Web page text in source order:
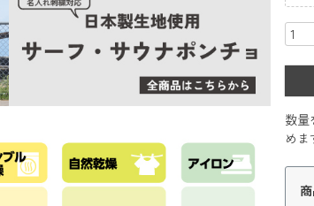
数量
めま